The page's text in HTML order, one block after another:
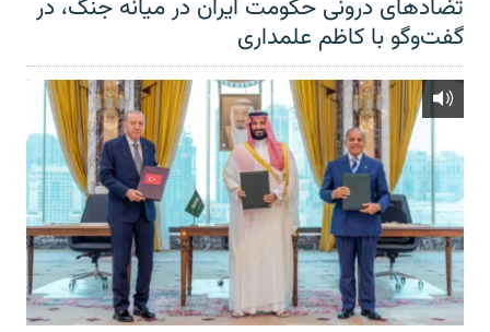
تضادهای درونی حکومت ایران در میانه جنگ، در
گفت‌‌وگو با کاظم علمداری